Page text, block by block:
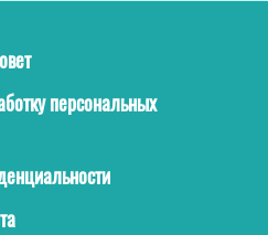
персональных